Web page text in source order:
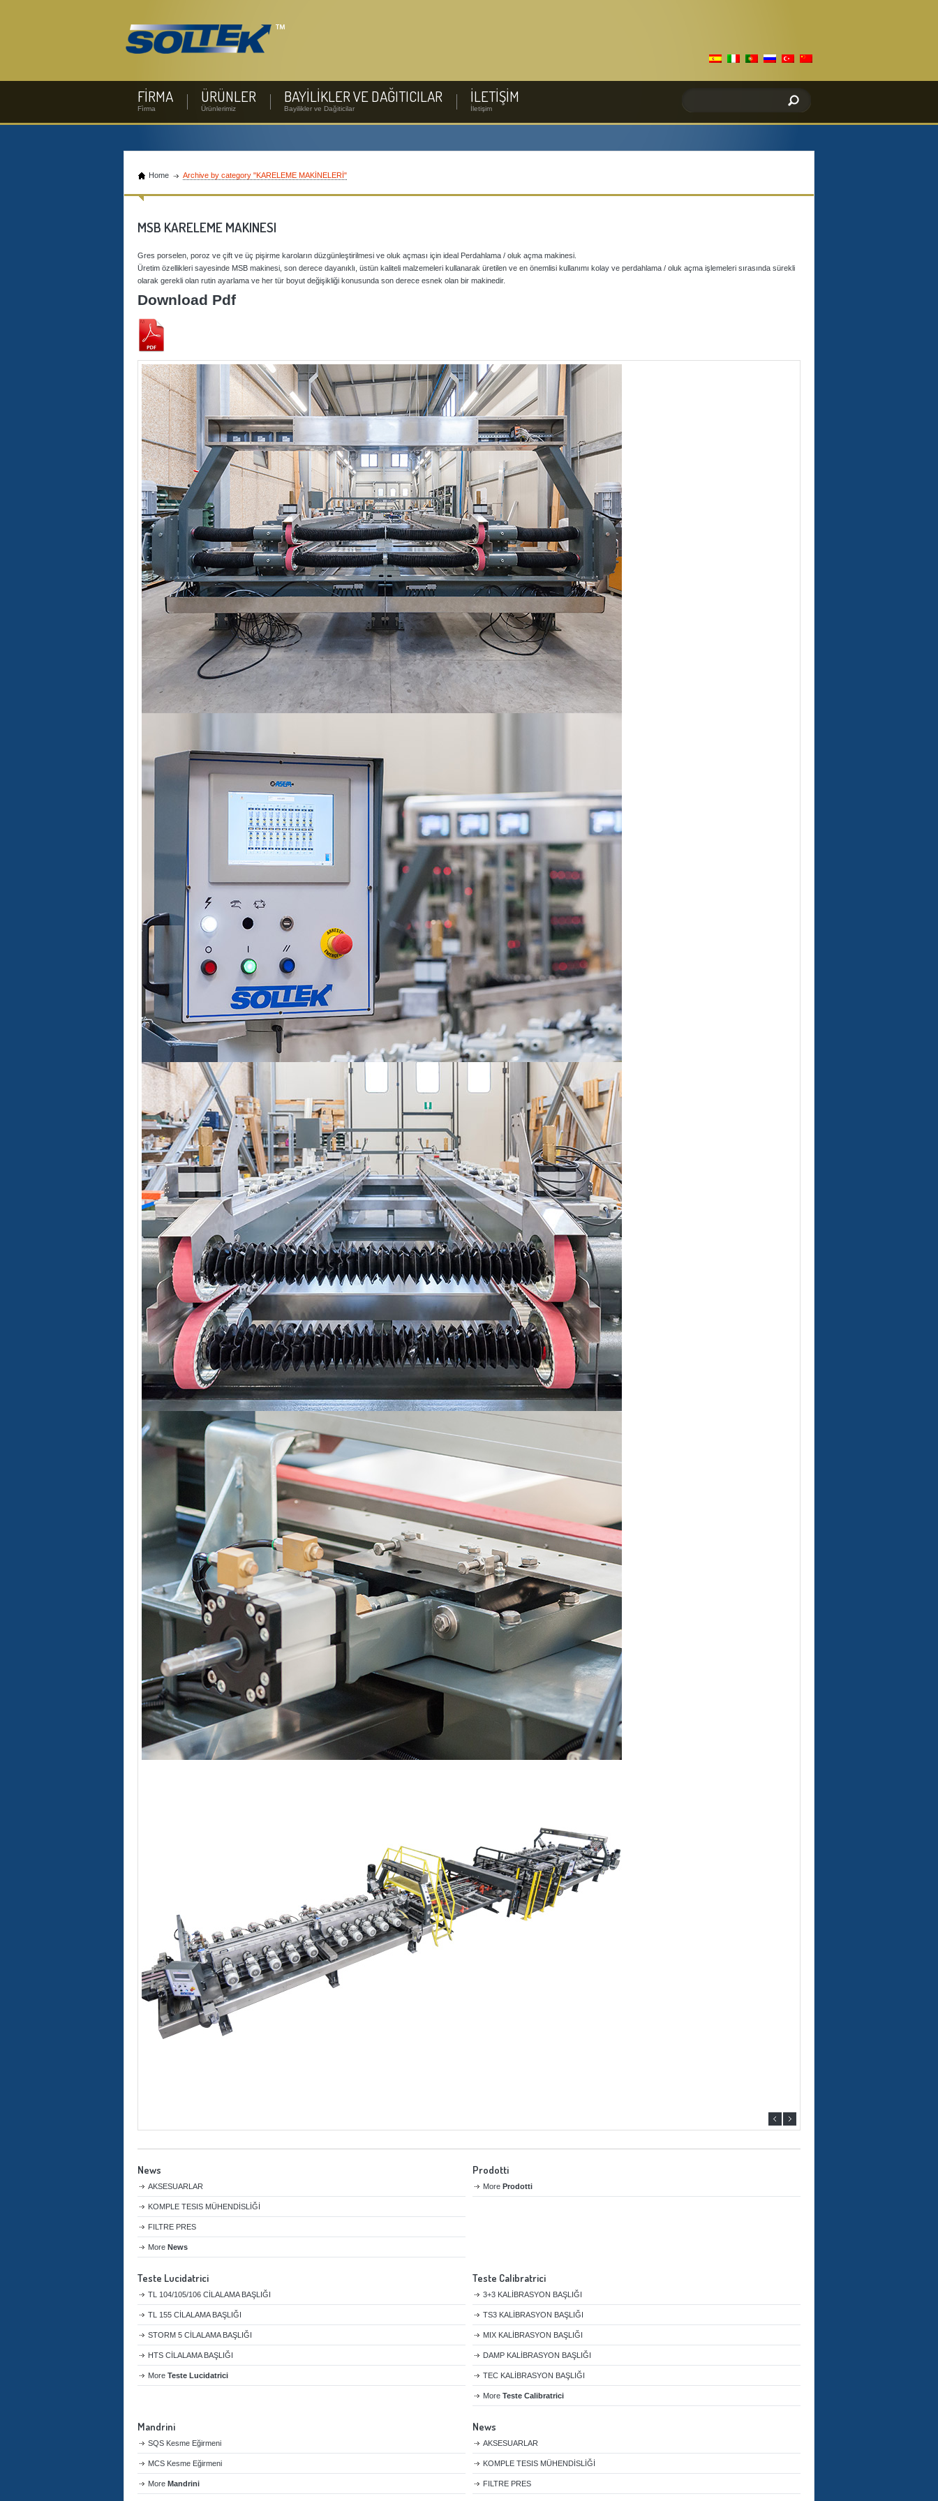
FİRMA
Fìrma
ÜRÜNLER
Ürünlerimiz
BAYİLİKLER VE DAĞITICILAR
Bayilikler ve Dağiticilar
İLETİŞİM
İletişim
Home Archive by category "KARELEME MAKİNELERİ"
MSB KARELEME MAKINESI
Gres porselen, poroz ve çift ve üç pişirme karoların düzgünleştirilmesi ve oluk açması için ideal Perdahlama / oluk açma makinesi.
Üretim özellikleri sayesinde MSB makinesi, son derece dayanıklı, üstün kaliteli malzemeleri kullanarak üretilen ve en önemlisi kullanımı kolay ve perdahlama / oluk açma işlemeleri sırasında sürekli
olarak gerekli olan rutin ayarlama ve her tür boyut değişikliği konusunda son derece esnek olan bir makinedir.
Download Pdf
News
AKSESUARLAR
KOMPLE TESIS MÜHENDİSLİĞİ
FILTRE PRES
More News
Prodotti
More Prodotti
Teste Lucidatrici
TL 104/105/106 CİLALAMA BAŞLIĞI
TL 155 CİLALAMA BAŞLIĞI
STORM 5 CİLALAMA BAŞLIĞI
HTS CİLALAMA BAŞLIĞI
More Teste Lucidatrici
Teste Calibratrici
3+3 KALİBRASYON BAŞLIĞI
TS3 KALİBRASYON BAŞLIĞI
MIX KALİBRASYON BAŞLIĞI
DAMP KALİBRASYON BAŞLIĞI
TEC KALİBRASYON BAŞLIĞI
More Teste Calibratrici
Mandrini
SQS Kesme Eğirmeni
MCS Kesme Eğirmeni
More Mandrini
News
AKSESUARLAR
KOMPLE TESIS MÜHENDİSLİĞİ
FILTRE PRES